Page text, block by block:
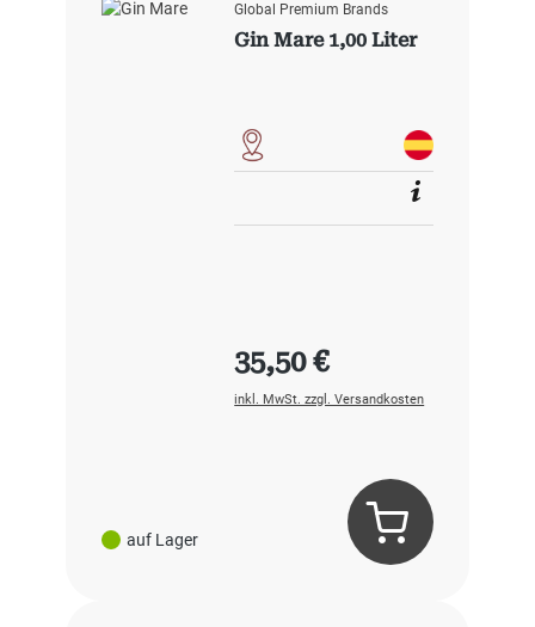
auf Lager
Global Premium Brands
Gin Mare 1,00 Liter
Regulärer Preis:
35,50 €
inkl. MwSt. zzgl. Versandkosten